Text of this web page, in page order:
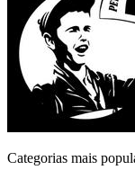
Categorias mais